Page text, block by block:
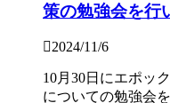
策の勉強会を行
2024/11/6
10月30日にエポッ
についての勉強会